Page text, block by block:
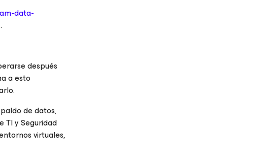
data-
.
después
a esto
de datos,
TI y Seguridad
virtuales,